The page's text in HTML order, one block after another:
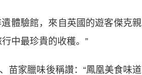
體驗館，來自英國的遊客傑克親
中最珍貴的收穫。”
家臘味後稱讚：“鳳凰美食味道